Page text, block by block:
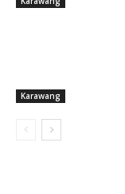
Karawang